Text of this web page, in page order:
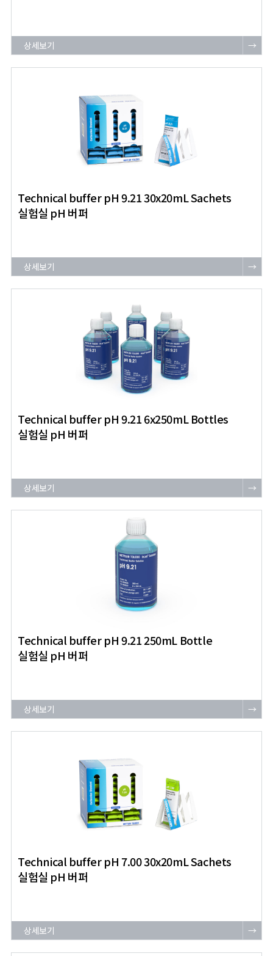
상세보기 →
Technical buffer pH 9.21 30x20mL Sachets
실험실 pH 버퍼
상세보기 →
Technical buffer pH 9.21 6x250mL Bottles
실험실 pH 버퍼
상세보기 →
Technical buffer pH 9.21 250mL Bottle
실험실 pH 버퍼
상세보기 →
Technical buffer pH 7.00 30x20mL Sachets
실험실 pH 버퍼
상세보기 →